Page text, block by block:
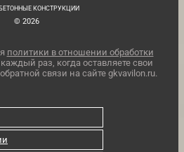
КОНСТРУКЦИИ
© 2026
политики в отношении обработки
каждый раз, когда оставляете свои
связи на сайте gkvavilon.ru.